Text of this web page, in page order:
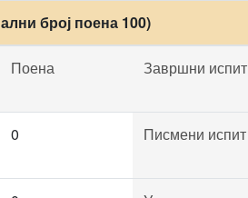
број поена 100)
Поена Завршни испит
0 Писмени испит